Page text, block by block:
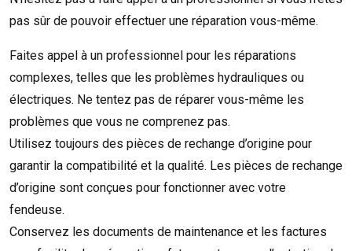
pas sûr de pouvoir effectuer une réparation vous-même.
Faites appel à un professionnel pour les réparations
complexes, telles que les problèmes hydrauliques ou
électriques. Ne tentez pas de réparer vous-même les
problèmes que vous ne comprenez pas.
Utilisez toujours des pièces de rechange d’origine pour
garantir la compatibilité et la qualité. Les pièces de rechange
d’origine sont conçues pour fonctionner avec votre
fendeuse.
Conservez les documents de maintenance et les factures